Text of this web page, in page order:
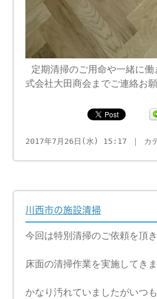
定期清掃のご用命や一緒に
式会社大田商会までご連絡お
2017年7月26日(水) 15:17 ｜ カ
川西市の施設清掃
今回は特別清掃のご依頼を頂き
床面の清掃作業を実施してきま
かなり汚れていましたがいつ